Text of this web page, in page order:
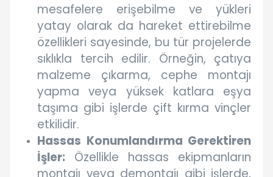
mesafelere erişebilme ve yükleri
yatay olarak da hareket ettirebilme
özellikleri sayesinde, bu tür projelerde
sıklıkla tercih edilir. Örneğin, çatıya
malzeme çıkarma, cephe montajı
yapma veya yüksek katlara eşya
taşıma gibi işlerde çift kırma vinçler
etkilidir.
Hassas Konumlandırma Gerektiren
İşler: Özellikle hassas ekipmanların